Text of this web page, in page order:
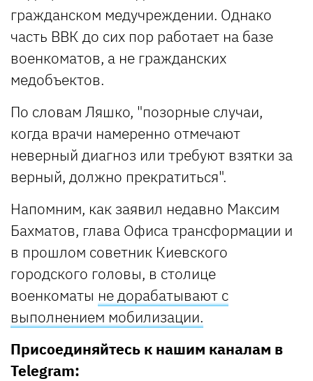
гражданском медучреждении. Однако
часть ВВК до сих пор работает на базе
военкоматов, а не гражданских
медобъектов.
По словам Ляшко, "позорные случаи,
когда врачи намеренно отмечают
неверный диагноз или требуют взятки за
верный, должно прекратиться".
Напомним, как заявил недавно Максим
Бахматов, глава Офиса трансформации и
в прошлом советник Киевского
городского головы, в столице
военкоматы не дорабатывают с
выполнением мобилизации.
Присоединяйтесь к нашим каналам в
Telegram: